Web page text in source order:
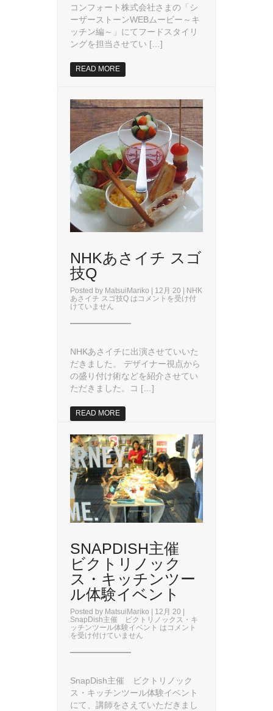
コンフォート株式会社さまの「シ
ーザーストーンWEBムービー～キ
ッチン編～」にてフードスタイリ
ングを担当させてい […]
READ MORE
NHKあさイチ スゴ
技Q
Posted by MatsuiMariko | 12月 20 |
NHK
あさイチ スゴ技Q は コメントを受け付
けていません
NHKあさイチに出演させていいた
だきました。 デザイナー視点から
の盛り付け術などを紹介させてい
ただきました。コ […]
READ MORE
SNAPDISH主催
ビクトリノック
ス・キッチンツー
ル体験イベント
Posted by MatsuiMariko | 12月 20 |
SnapDish主催 ビクトリノックス・キ
ッチンツール体験イベント は コメント
を受け付けていません
SnapDish主催 ビクトリノック
ス・キッチンツール体験イベント
にて、講師をさえていただきまし